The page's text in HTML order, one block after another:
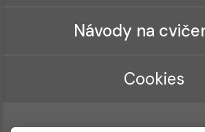
Návody na
Cookies